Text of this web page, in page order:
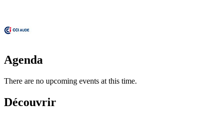
Agenda
There are no upcoming events at this time.
Découvrir